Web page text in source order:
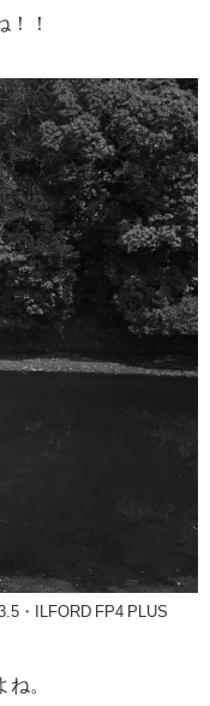
！
・ILFORD FP4 PLUS
。